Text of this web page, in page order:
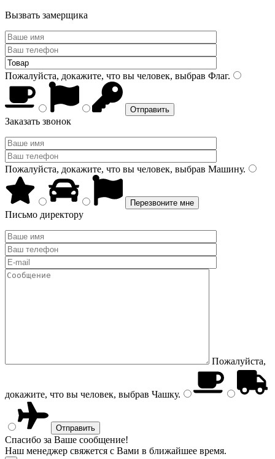
Вызвать замерщика
Пожалуйста, докажите, что вы человек, выбрав Флаг.
Заказать звонок
Пожалуйста, докажите, что вы человек, выбрав Машину.
Письмо директору
Пожалуйста,
докажите, что вы человек, выбрав Чашку.
Спасибо за Ваше сообщение!
Наш менеджер свяжется с Вами в ближайшее время.